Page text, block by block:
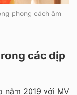
phong cách âm
các dịp
năm 2019 với MV